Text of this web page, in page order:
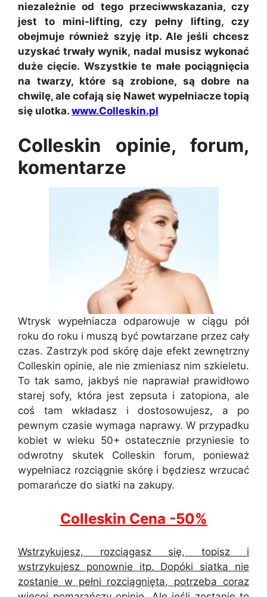
niezależnie od tego przeciwwskazania, czy
jest to mini-lifting, czy pełny lifting, czy
obejmuje również szyję itp. Ale jeśli chcesz
uzyskać trwały wynik, nadal musisz wykonać
duże cięcie. Wszystkie te małe pociągnięcia
na twarzy, które są zrobione, są dobre na
chwilę, ale cofają się Nawet wypełniacze topią
się ulotka. www.Colleskin.pl
Colleskin opinie, forum,
komentarze
Wtrysk wypełniacza odparowuje w ciągu pół
roku do roku i muszą być powtarzane przez cały
czas. Zastrzyk pod skórę daje efekt zewnętrzny
Colleskin opinie, ale nie zmieniasz nim szkieletu.
To tak samo, jakbyś nie naprawiał prawidłowo
starej sofy, która jest zepsuta i zatopiona, ale
coś tam wkładasz i dostosowujesz, a po
pewnym czasie wymaga naprawy. W przypadku
kobiet w wieku 50+ ostatecznie przyniesie to
odwrotny skutek Colleskin forum, ponieważ
wypełniacz rozciągnie skórę i będziesz wrzucać
pomarańcze do siatki na zakupy.
Colleskin Cena -50%
Wstrzykujesz, rozciągasz się, topisz i
wstrzykujesz ponownie itp. Dopóki siatka nie
zostanie w pełni rozciągnięta, potrzeba coraz